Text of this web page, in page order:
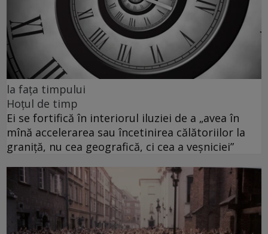
la fața timpului
Hoțul de timp
Ei se fortifică în interiorul iluziei de a „avea în
mînă accelerarea sau încetinirea călătoriilor la
graniță, nu cea geografică, ci cea a veșniciei”